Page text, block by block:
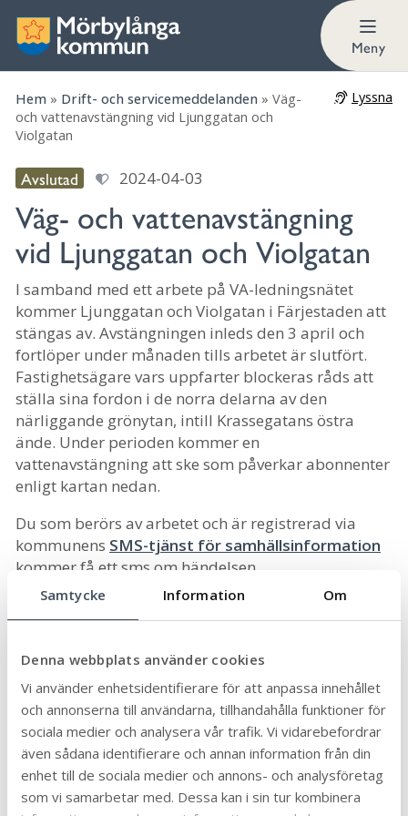
Samtycke Information Om
Denna webbplats använder cookies
Vi använder enhetsidentifierare för att anpassa innehållet
och annonserna till användarna, tillhandahålla funktioner för
sociala medier och analysera vår trafik. Vi vidarebefordrar
även sådana identifierare och annan information från din
enhet till de sociala medier och annons- och analysföretag
som vi samarbetar med. Dessa kan i sin tur kombinera
Meny
Hem » Drift- och servicemeddelanden » Väg-
och vattenavstängning vid Ljunggatan och
Violgatan
Lyssna
Avslutad 2024-04-03
Väg- och vattenavstängning
vid Ljunggatan och Violgatan
I samband med ett arbete på VA-ledningsnätet
kommer Ljunggatan och Violgatan i Färjestaden att
stängas av. Avstängningen inleds den 3 april och
fortlöper under månaden tills arbetet är slutfört.
Fastighetsägare vars uppfarter blockeras råds att
ställa sina fordon i de norra delarna av den
närliggande grönytan, intill Krassegatans östra
ände. Under perioden kommer en
vattenavstängning att ske som påverkar abonnenter
enligt kartan nedan.
Du som berörs av arbetet och är registrerad via
kommunens SMS-tjänst för samhällsinformation
kommer få ett sms om händelsen.
Senast uppdaterad:
Dela sidan:
Linke
dIn
Face
book
Twit
ter
Skriv
ut